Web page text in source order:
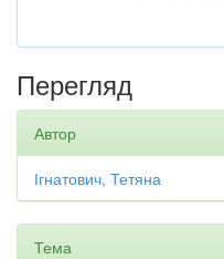
Перегляд
Автор
Ігнатович, Тетяна
Тема